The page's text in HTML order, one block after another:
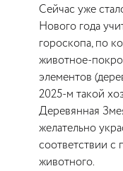
Сейчас уже
Нового года
гороскопа, по
животное-
элементов
2025-м такой
Деревянная
желательно
соответствии с
животного.